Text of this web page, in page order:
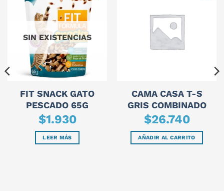
SIN EXISTENCIAS
FIT SNACK GATO
PESCADO 65G
$1.930
LEER MÁS
CAMA CASA T-S
GRIS COMBINADO
$26.740
AÑADIR AL CARRITO